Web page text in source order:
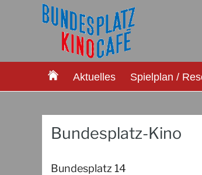
Aktuelles Spielplan /
Bundesplatz-Kino
Bundesplatz 14